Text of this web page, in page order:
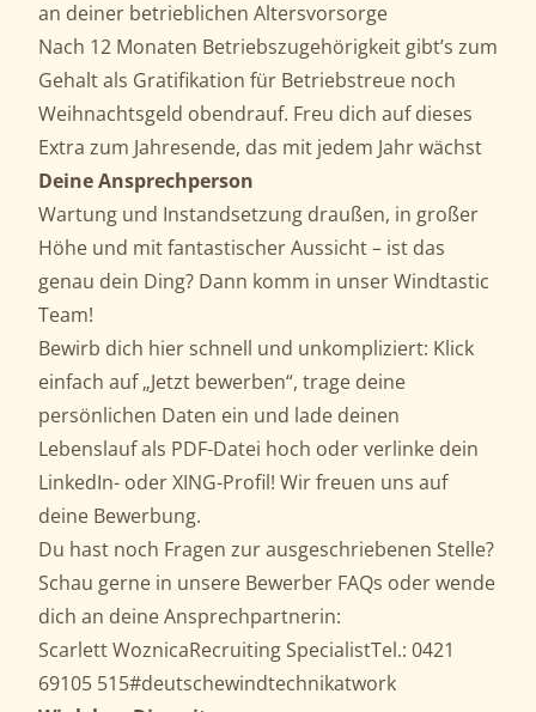
an deiner betrieblichen Altersvorsorge
Nach 12 Monaten Betriebszugehörigkeit gibt’s zum
Gehalt als Gratifikation für Betriebstreue noch
Weihnachtsgeld obendrauf. Freu dich auf dieses
Extra zum Jahresende, das mit jedem Jahr wächst
Deine Ansprechperson
Wartung und Instandsetzung draußen, in großer
Höhe und mit fantastischer Aussicht – ist das
genau dein Ding? Dann komm in unser Windtastic
Team!
Bewirb dich hier schnell und unkompliziert: Klick
einfach auf „Jetzt bewerben“, trage deine
persönlichen Daten ein und lade deinen
Lebenslauf als PDF-Datei hoch oder verlinke dein
LinkedIn- oder XING-Profil! Wir freuen uns auf
deine Bewerbung.
Du hast noch Fragen zur ausgeschriebenen Stelle?
Schau gerne in unsere Bewerber FAQs oder wende
dich an deine Ansprechpartnerin:
Scarlett WoznicaRecruiting SpecialistTel.: 0421
69105 515#deutschewindtechnikatwork